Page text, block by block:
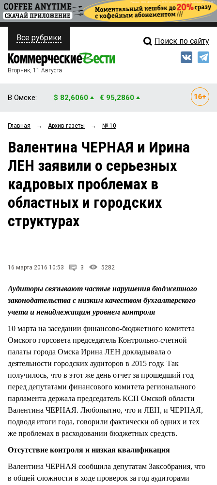
ПОЛИТИКА
ФИНАНСЫ
ОБЩЕСТВО
ЗАКОН
ПРОИСШЕСТВИЯ
СТИЛЬ ЖИЗНИ
Свежий выпуск
Рейтинги
Блоги
Архив
Все рубрики Поиск по сайту
Вторник, 11 Августа
В Омске: $ 82,6060 € 95,2860
Главная → Архив газеты → № 10
Валентина ЧЕРНАЯ и Ирина
ЛЕН заявили о серьезных
кадровых проблемах в
областных и городских
структурах
16 марта 2016 10:53 3 5282
Аудиторы связывают частые нарушения бюджетного
законодательства с низким качеством бухгалтерского
учета и ненадлежащим уровнем контроля
10 марта на заседании финансово-бюджетного комитета
Омского горсовета председатель Контрольно-счетной
палаты города Омска Ирина ЛЕН докладывала о
деятельности городских аудиторов в 2015 году. Так
получилось, что в этот же день отчет за прошедший год
перед депутатами финансового комитета регионального
парламента держала председатель КСП Омской области
Валентина ЧЕРНАЯ. Любопытно, что и ЛЕН, и ЧЕРНАЯ,
подводя итоги года, говорили фактически об одних и тех
же проблемах в расходовании бюджетных средств.
Отсутствие контроля и низкая квалификация
Валентина ЧЕРНАЯ сообщила депутатам Заксобрания, что
в общей сложности в ходе проверок за год аудиторами